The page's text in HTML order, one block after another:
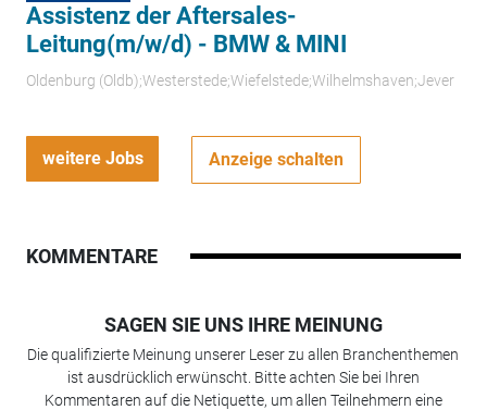
Assistenz der Aftersales-
Leitung(m/w/d) - BMW & MINI
Oldenburg (Oldb);Westerstede;Wiefelstede;Wilhelmshaven;Jever
weitere Jobs Anzeige schalten
KOMMENTARE
SAGEN SIE UNS IHRE MEINUNG
Die qualifizierte Meinung unserer Leser zu allen Branchenthemen
ist ausdrücklich erwünscht. Bitte achten Sie bei Ihren
Kommentaren auf die Netiquette, um allen Teilnehmern eine